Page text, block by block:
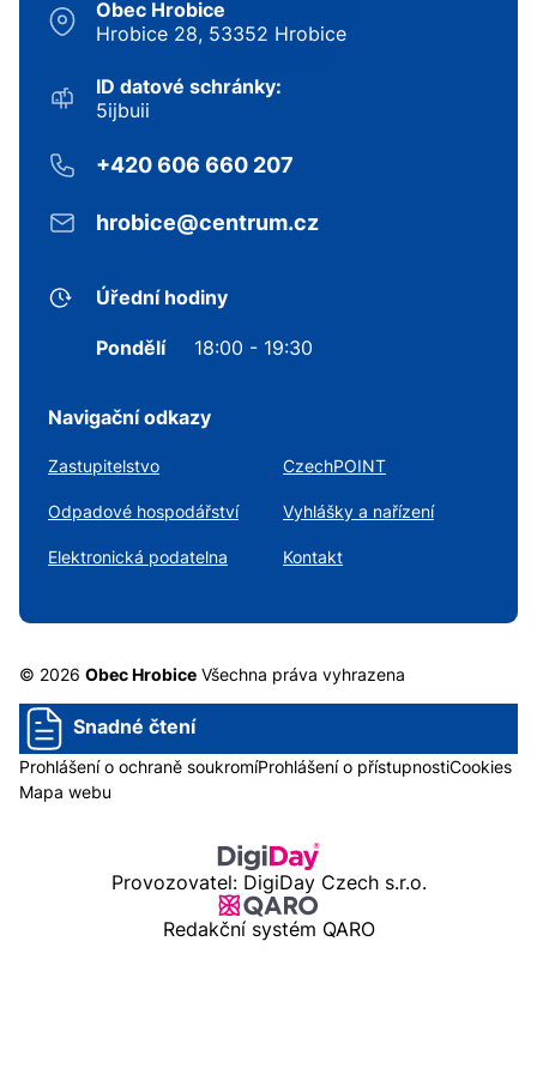
Obec Hrobice
Hrobice 28, 53352 Hrobice
ID datové schránky:
5ijbuii
+420 606 660 207
hrobice@centrum.cz
Úřední hodiny
Pondělí 18:00 - 19:30
Navigační odkazy
Zastupitelstvo CzechPOINT
Odpadové hospodářství Vyhlášky a nařízení
Elektronická podatelna Kontakt
© 2026 Obec Hrobice Všechna práva vyhrazena
Snadné čtení
Prohlášení o ochraně soukromíProhlášení o přístupnostiCookies
Mapa webu
Provozovatel: DigiDay Czech s.r.o.
Redakční systém QARO